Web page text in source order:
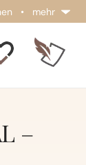
• mehr
–